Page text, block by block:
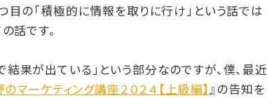
目の「積極的に情報を取りに行け」という話では
話です。
果が出ている」という部分なのですが、僕、最近
マーケティング講座２０２４【上級編】』の告知を